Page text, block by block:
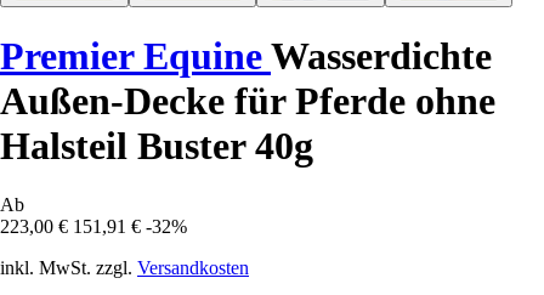
Premier EquineWasserdichte
Außen-Decke für Pferde ohne
Halsteil Buster 40g
Ab
223,00 € 151,91 € -32%
inkl. MwSt. zzgl. Versandkosten